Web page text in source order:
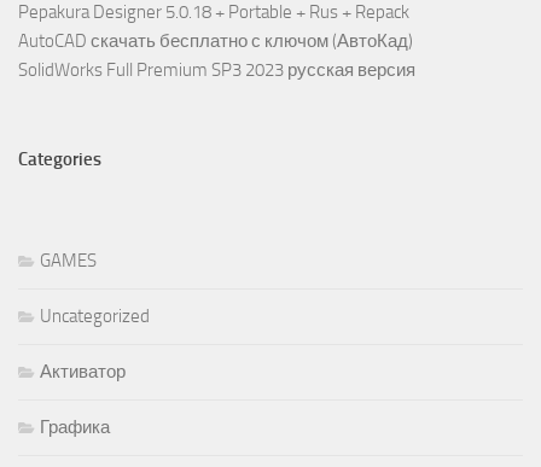
Pepakura Designer 5.0.18 + Portable + Rus + Repack
AutoCAD скачать бесплатно с ключом (АвтоКад)
SolidWorks Full Premium SP3 2023 русская версия
Categories
GAMES
Uncategorized
Активатор
Графика